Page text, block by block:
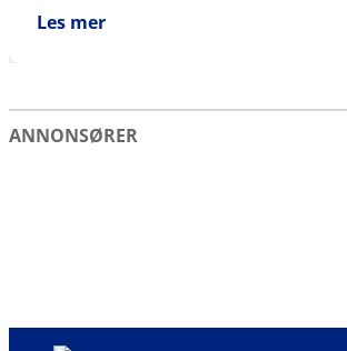
Les mer
ANNONSØRER